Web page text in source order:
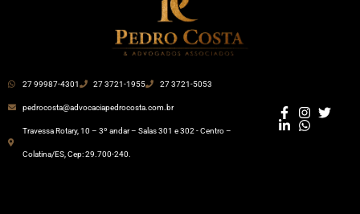
27 99987-4301 27 3721-1955 27 3721-5053
pedrocosta@advocaciapedrocosta.com.br
Travessa Rotary, 10 – 3º andar – Salas 301 e 302 - Centro –
Colatina/ES, Cep: 29.700-240.